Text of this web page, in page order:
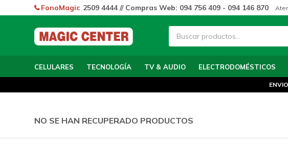
CELULARES TECNOLOGÍA TV & AUDIO ELECTRODOMÉSTICOS
FonoMagic 2509 4444 // Compras Web: 094 756 409 - 094 146 870
NO SE HAN RECUPERADO PRODUCTOS